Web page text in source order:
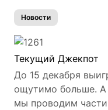
Новости
Текущий Джекпот
До 15 декабря
ощутимо больше. А
мы проводим